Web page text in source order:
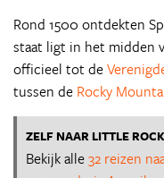
Rond 1500 ontdekten
staat ligt in het midden
officieel tot de
tussen de Rocky
ZELF NAAR LITTLE
Bekijk alle32 reizen